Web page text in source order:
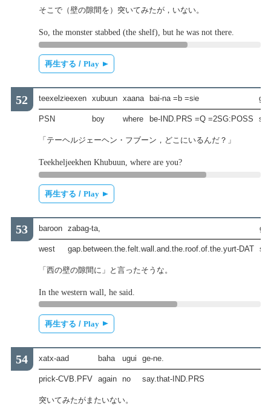
そこで（壁の隙間を）突いてみたが，いない。
So, the monster stabbed (the shelf), but he was not there.
再生する /Play
teexelzʲeexen xubuun xaana bai-na =b =sʲe
PSN boy where be-IND.PRS =Q =2SG:POSS
「テーヘルジェーヘン・フブーン，どこにいるんだ？」
Teekheljeekhen Khubuun, where are you?
再生する /Play
baroon zabag-ta,
west gap.between.the.felt.wall.and.the.roof.of.the.yurt-DAT
「西の壁の隙間に」と言ったそうな。
In the western wall, he said.
再生する /Play
xatx-aad baha ugui ge-ne.
prick-CVB.PFV again no say.that-IND.PRS
突いてみたがまたいない。